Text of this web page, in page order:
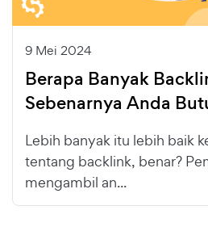
9 Mei 2024
Berapa Banyak
Sebenarnya Anda
Lebih banyak itu lebih baik
tentang backlink, benar?
mengambil an...